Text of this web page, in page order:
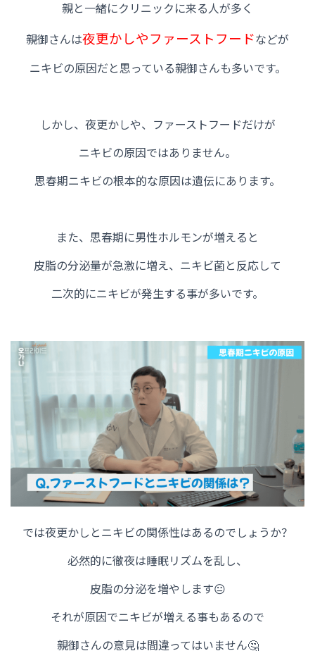
親と一緒にクリニックに来る人が多く
親御さんは夜更かしやファーストフードなどが
ニキビの原因だと思っている親御さんも多いです。
しかし、夜更かしや、ファーストフードだけが
ニキビの原因ではありません。
思春期ニキビの根本的な原因は遺伝にあります。
また、思春期に男性ホルモンが増えると
皮脂の分泌量が急激に増え、 ニキビ菌と反応して
二次的にニキビが発生する事が多いです。
では夜更かしとニキビの関係性はあるのでしょうか？
必然的に徹夜は睡眠リズムを乱し、
皮脂の分泌を増やします😐
それが原因でニキビが増える事もあるので
親御さんの意見は間違ってはいません🤔